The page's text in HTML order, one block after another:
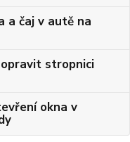
a čaj v autě na
stropnici
okna v